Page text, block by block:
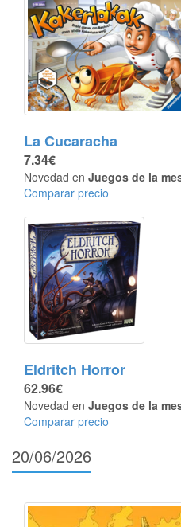
La Cucaracha
7.34€
Novedad en Juegos de la
Comparar precio
Eldritch Horror
62.96€
Novedad en Juegos de la
Comparar precio
20/06/2026